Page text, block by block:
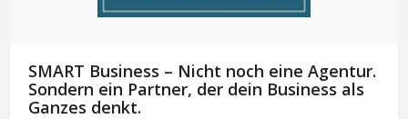
SMART Business – Nicht noch eine Agentur.
Sondern ein Partner, der dein Business als
Ganzes denkt.